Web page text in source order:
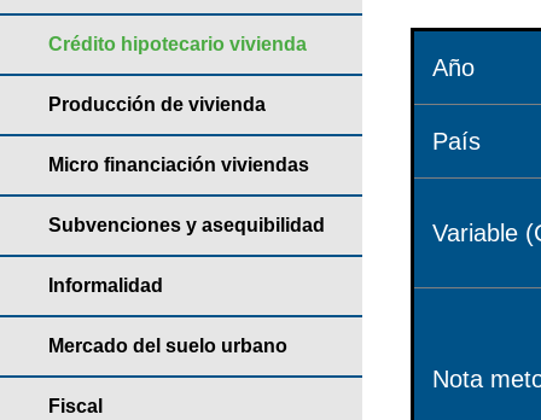
Crédito hipotecario vivienda
Producción de vivienda
Micro financiación viviendas
Subvenciones y asequibilidad
Informalidad
Mercado del suelo urbano
Fiscal
Año
País
Variable
Nota